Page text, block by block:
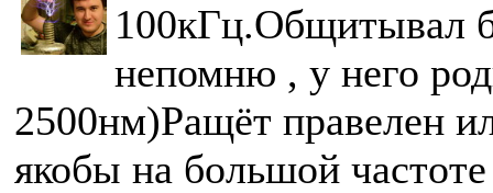
100кГц.Общитывал
непомню , у него
2500нм)Ращёт правелен
якобы на большой